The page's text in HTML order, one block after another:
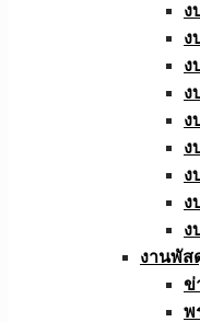
ง
ง
ง
ง
ง
ง
ง
ง
ง
งานพัส
ข่
พ